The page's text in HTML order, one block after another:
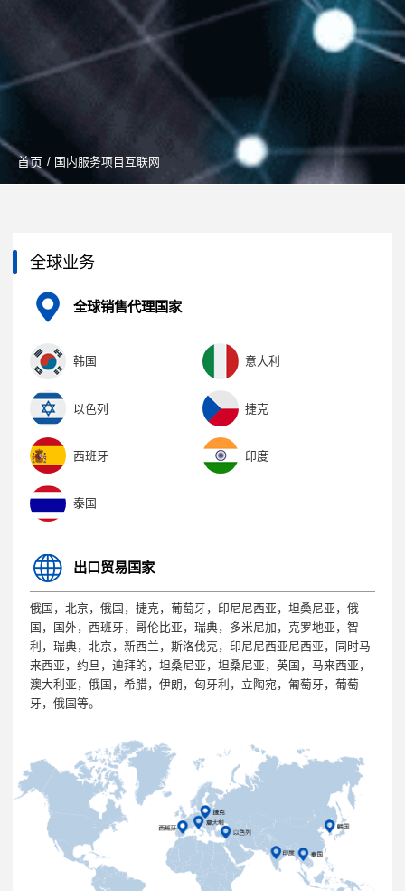
首页 / 国内服务项目互联网
全球业务
全球销售代理国家
韩国 意大利
以色列 捷克
西班牙 印度
泰国
出口贸易国家
俄国，北京，俄国，捷克，葡萄牙，印尼尼西亚，坦桑尼亚，俄
国，国外，西班牙，哥伦比亚，瑞典，多米尼加，克罗地亚，智
利，瑞典，北京，新西兰，斯洛伐克，印尼尼西亚尼西亚，同时马
来西亚，约旦，迪拜的，坦桑尼亚，坦桑尼亚，英国，马来西亚，
澳大利亚，俄国，希腊，伊朗，匈牙利，立陶宛，匍萄牙，葡萄
牙，俄国等。